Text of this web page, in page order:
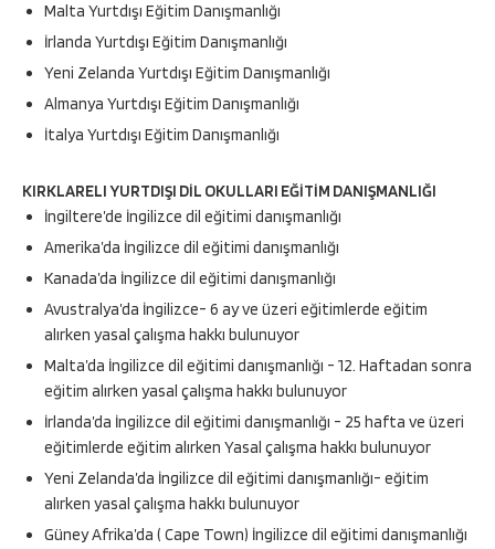
Malta Yurtdışı Eğitim Danışmanlığı
İrlanda Yurtdışı Eğitim Danışmanlığı
Yeni Zelanda Yurtdışı Eğitim Danışmanlığı
Almanya Yurtdışı Eğitim Danışmanlığı
İtalya Yurtdışı Eğitim Danışmanlığı
KIRKLARELI YURTDIŞI DİL OKULLARI EĞİTİM DANIŞMANLIĞI
İngiltere’de İngilizce dil eğitimi danışmanlığı
Amerika’da İngilizce dil eğitimi danışmanlığı
Kanada’da İngilizce dil eğitimi danışmanlığı
Avustralya’da İngilizce- 6 ay ve üzeri eğitimlerde eğitim
alırken yasal çalışma hakkı bulunuyor
Malta’da İngilizce dil eğitimi danışmanlığı - 12. Haftadan sonra
eğitim alırken yasal çalışma hakkı bulunuyor
İrlanda’da İngilizce dil eğitimi danışmanlığı - 25 hafta ve üzeri
eğitimlerde eğitim alırken Yasal çalışma hakkı bulunuyor
Yeni Zelanda’da İngilizce dil eğitimi danışmanlığı- eğitim
alırken yasal çalışma hakkı bulunuyor
Güney Afrika’da ( Cape Town) İngilizce dil eğitimi danışmanlığı